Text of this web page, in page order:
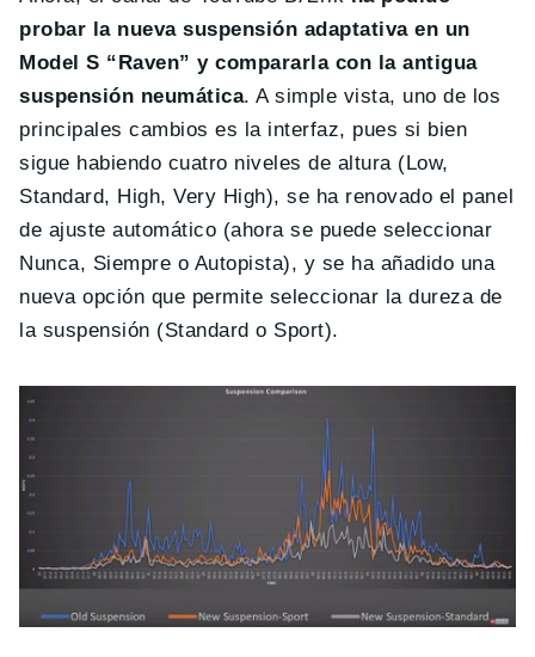
probar la nueva suspensión adaptativa en un
Model S “Raven” y compararla con la antigua
suspensión neumática. A simple vista, uno de los
principales cambios es la interfaz, pues si bien
sigue habiendo cuatro niveles de altura (Low,
Standard, High, Very High), se ha renovado el panel
de ajuste automático (ahora se puede seleccionar
Nunca, Siempre o Autopista), y se ha añadido una
nueva opción que permite seleccionar la dureza de
la suspensión (Standard o Sport).